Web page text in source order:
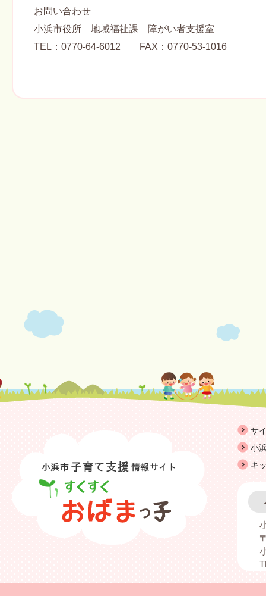
お問い合わせ
小浜市役所 地域福祉課 障がい者支援室
TEL：0770-64-6012 FAX：0770-53-1016
サ
小
キ